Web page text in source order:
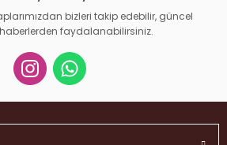
Gönder
bizleri takip edebilir, güncel
faydalanabilirsiniz.